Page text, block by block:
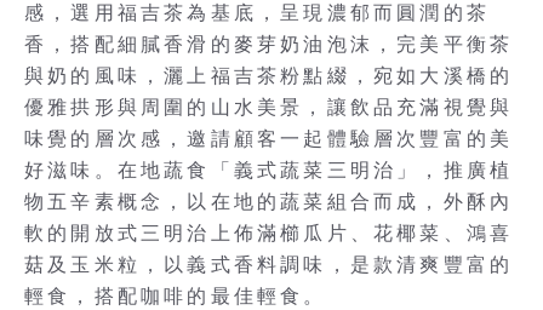
感，選用福吉茶為基底，呈現濃郁而圓潤的茶
香，搭配細膩香滑的麥芽奶油泡沫，完美平衡茶
與奶的風味，灑上福吉茶粉點綴，宛如大溪橋的
優雅拱形與周圍的山水美景，讓飲品充滿視覺與
味覺的層次感，邀請顧客一起體驗層次豐富的美
好滋味。在地蔬食「義式蔬菜三明治」，推廣植
物五辛素概念，以在地的蔬菜組合而成，外酥內
軟的開放式三明治上佈滿櫛瓜片、花椰菜、鴻喜
菇及玉米粒，以義式香料調味，是款清爽豐富的
輕食，搭配咖啡的最佳輕食。